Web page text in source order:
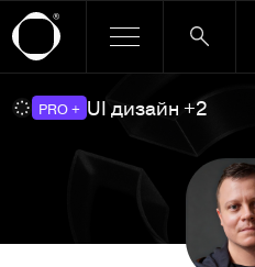
PRO + UI дизайн +2